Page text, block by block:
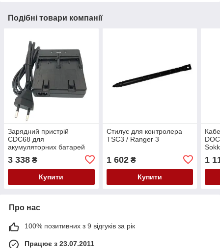
Подібні товари компанії
Зарядний пристрій
CDC68 для
акумуляторних батарей
3 338 ₴
Купити
Стилус для контролера
TSC3 / Ranger 3
1 602₴
Купити
1
Про нас
100% позитивних з 9 відгуків за рік
Працює з 23.07.2011